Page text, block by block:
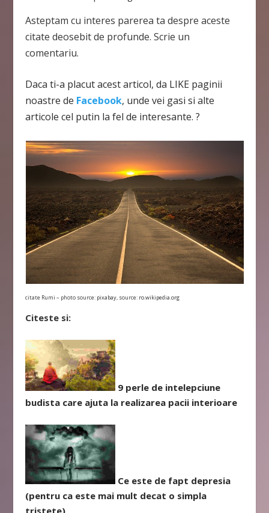
Asteptam cu interes parerea ta despre aceste
citate deosebit de profunde. Scrie un
comentariu.
Daca ti-a placut acest articol, da LIKE paginii
noastre de Facebook, unde vei gasi si alte
articole cel putin la fel de interesante. ?
citate Rumi – photo source: pixabay, source: ro.wikipedia.org
Citeste si:
9 perle de intelepciune
budista care ajuta la realizarea pacii interioare
Ce este de fapt depresia
(pentru ca este mai mult decat o simpla